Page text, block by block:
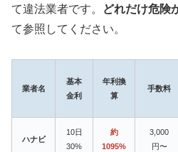
て違法業者です。
どれだけ危険
て参照してください。
業者名
基本
金利
年利換
算
手数料
ハナビ
10日
30%
約
1095%
3,000
円〜